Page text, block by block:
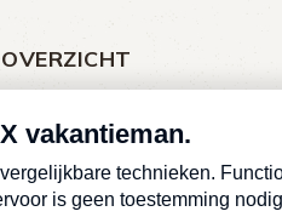
OVERZICHT
Nieuws
Over MAX vakantieman